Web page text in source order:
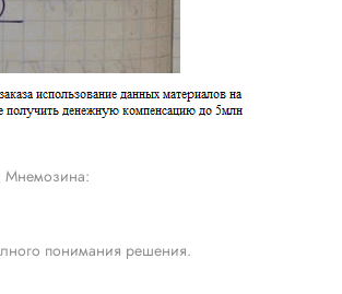
Мнемозина:
понимания решения.